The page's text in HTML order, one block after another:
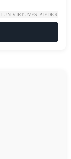
UN VIRTUVES PIEDERUMI